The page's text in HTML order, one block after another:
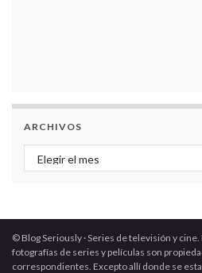
ARCHIVOS
Archivos
© Blog Seriously · Series de televisión y cine.
fotografías de series y películas son
correspondientes. Excepto allí donde se